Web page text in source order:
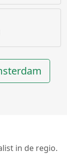
in de regio.